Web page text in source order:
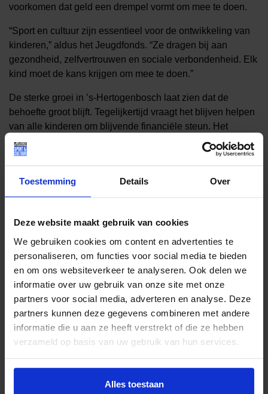
Toestemming Details Over
Deze website maakt gebruik van cookies
We gebruiken cookies om content en advertenties te
personaliseren, om functies voor social media te bieden
en om ons websiteverkeer te analyseren. Ook delen we
informatie over uw gebruik van onze site met onze
partners voor social media, adverteren en analyse. Deze
partners kunnen deze gegevens combineren met andere
informatie die u aan ze heeft verstrekt of die ze hebben
verzameld op basis van uw gebruik van hun services.
Alles toestaan
voorkomen dat geld een drempel vormt om mee te doen.
“Sport en cultuur zijn essentieel voor de ontwikkeling van
kinderen,” aldus het Jeugdfonds. “Ze dragen bij aan
gezondheid, zelfvertrouwen en sociale verbondenheid. Elk
kind moet de kans krijgen om mee te doen.”
De sterke groei in ’s-Hertogenbosch laat zien dat de
behoefte groot blijft. Tegelijkertijd vraagt het blijven helpen
van alle kinderen om blijvende financiële steun. Het
Jeugdfonds werkt met een vrijwilligersbestuur en is
afhankelijk van subsidies, sponsoren en donaties. Iedere
bijdrage, groot of klein, helpt om kinderen kansen te blijven
geven.
Lees meer nieuws
Lees meer nieuws van Jeugdfonds Sport &
Cultuur ‘s-Hertogenbosch & Vught
Deel dit bericht op social media!